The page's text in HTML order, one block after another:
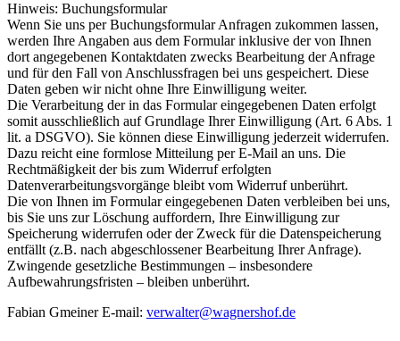
Hinweis: Buchungsformular
Wenn Sie uns per Buchungsformular Anfragen zukommen lassen,
werden Ihre Angaben aus dem Formular inklusive der von Ihnen
dort angegebenen Kontaktdaten zwecks Bearbeitung der Anfrage
und für den Fall von Anschlussfragen bei uns gespeichert. Diese
Daten geben wir nicht ohne Ihre Einwilligung weiter.
Die Verarbeitung der in das Formular eingegebenen Daten erfolgt
somit ausschließlich auf Grundlage Ihrer Einwilligung (Art. 6 Abs. 1
lit. a DSGVO). Sie können diese Einwilligung jederzeit widerrufen.
Dazu reicht eine formlose Mitteilung per E-Mail an uns. Die
Rechtmäßigkeit der bis zum Widerruf erfolgten
Datenverarbeitungsvorgänge bleibt vom Widerruf unberührt.
Die von Ihnen im Formular eingegebenen Daten verbleiben bei uns,
bis Sie uns zur Löschung auffordern, Ihre Einwilligung zur
Speicherung widerrufen oder der Zweck für die Datenspeicherung
entfällt (z.B. nach abgeschlossener Bearbeitung Ihrer Anfrage).
Zwingende gesetzliche Bestimmungen – insbesondere
Aufbewahrungsfristen – bleiben unberührt.
Fabian Gmeiner E-mail: verwalter@wagnershof.de